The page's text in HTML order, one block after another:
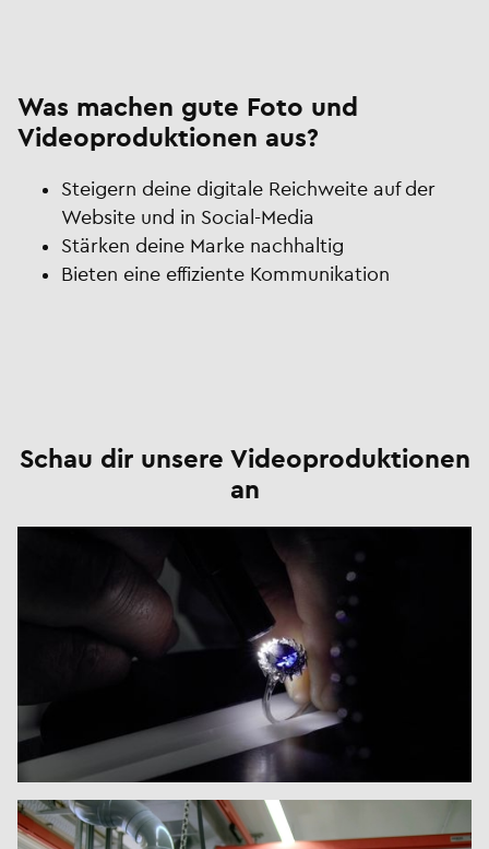
Was machen gute Foto und
Videoproduktionen aus?
Steigern deine digitale Reichweite auf der
Website und in Social-Media
Stärken deine Marke nachhaltig
Bieten eine effiziente Kommunikation
Schau dir unsere Videoproduktionen
an